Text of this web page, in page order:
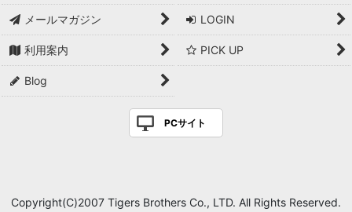
メールマガジン LOGIN
利用案内 PICK UP
Blog
PCサイト
Copyright(C)2007 Tigers Brothers Co., LTD. All Rights Reserved.